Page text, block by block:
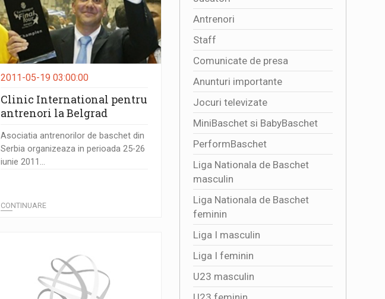
2011-05-19 03:00:00
Clinic International pentru
antrenori la Belgrad
Asociatia antrenorilor de baschet din
Serbia organizeaza in perioada 25-26
iunie 2011...
CONTINUARE
Antrenori
Staff
Comunicate de presa
Anunturi importante
Jocuri televizate
MiniBaschet si BabyBaschet
PerformBaschet
Liga Nationala de Baschet
masculin
Liga Nationala de Baschet
feminin
Liga I masculin
Liga I feminin
U23 masculin